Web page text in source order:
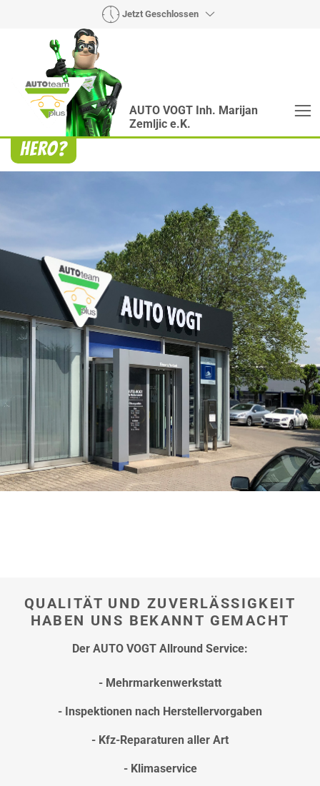
Jetzt Geschlossen
AUTO VOGT Inh. Marijan
Zemljic e.K.
Heroes? Findet man bei uns!
Wie auch wir bringen Handmaker Herby, Rollin‘
hier
QUALITÄT UND ZUVERLÄSSIGKEIT
HABEN UNS BEKANNT GEMACHT
Der AUTO VOGT Allround Service:
- Mehrmarkenwerkstatt
- Inspektionen nach Herstellervorgaben
- Kfz-Reparaturen aller Art
- Klimaservice